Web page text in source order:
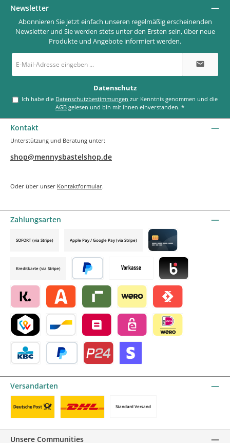
Newsletter
Abonnieren Sie jetzt einfach unseren regelmäßig erscheinenden
Newsletter und Sie werden stets unter den Ersten sein, über neue
Produkte und Angebote informiert werden.
E-
Mail-
*
Datenschutz
Ich habe die Datenschutzbestimmungen
AGB gelesen und bin mit ihnen einverstanden.*
Kontakt
Unterstützung und Beratung unter:
shop@mennysbastelshop.de
Oder über unser Kontaktformular.
Zahlungsarten
Vorkasse Blik by mollie
Klarna by mollieAlma by mollieRiverty by mollie
Wero Satispay by mollie
TWINT by mollieBancontact by mollie
Belfius by mollieeps by mollie
SOFORT (via Stripe) Apple Pay / Google Pay (via Stripe)
Credit card by mollie
Kreditkarte (via Stripe)
Später bezahlen
Versandarten
Standard Versand
Unsere Communities